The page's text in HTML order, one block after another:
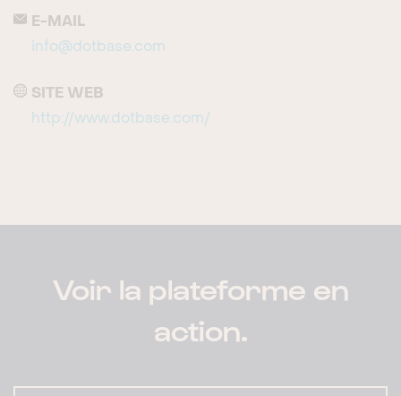
E-MAIL
info@dotbase.com
SITE WEB
http://www.dotbase.com/
Voir la plateforme en
action.